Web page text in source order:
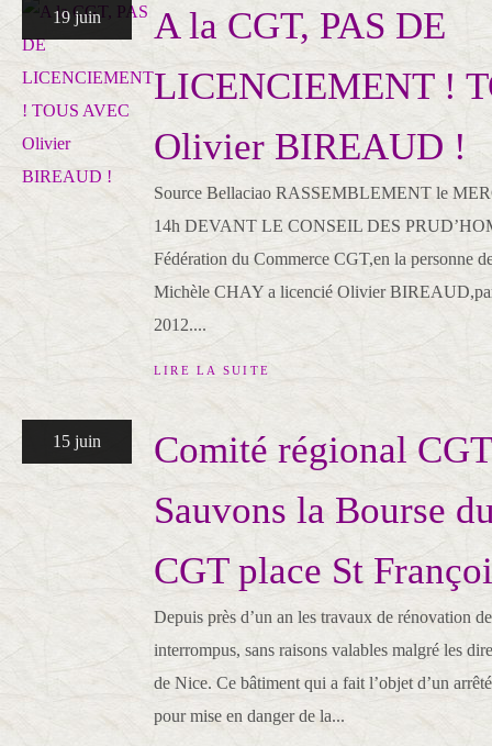
19 juin
A la CGT, PAS DE
LICENCIEMENT !
Olivier BIREAUD !
Source Bellaciao RASSEMBLEMENT le
14h DEVANT LE CONSEIL DES
Fédération du Commerce CGT,en la personne
Michèle CHAY a licencié Olivier
2012....
LIRE LA SUITE
15 juin
Comité régional
Sauvons la Bourse
CGT place St
Depuis près d’un an les travaux de rénovation
interrompus, sans raisons valables malgré les
de Nice. Ce bâtiment qui a fait l’objet d’un
pour mise en danger de la...